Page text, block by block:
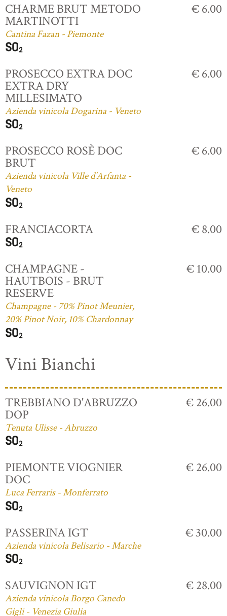
CHARME BRUT METODO
MARTINOTTI
Cantina Fazan - Piemonte
€ 6.00
PROSECCO EXTRA DOC
EXTRA DRY
MILLESIMATO
Azienda vinicola Dogarina - Veneto
€ 6.00
PROSECCO ROSÈ DOC
BRUT
Azienda vinicola Ville d’Arfanta -
Veneto
€ 6.00
FRANCIACORTA € 8.00
CHAMPAGNE -
HAUTBOIS - BRUT
RESERVE
Champagne - 70% Pinot Meunier,
20% Pinot Noir, 10% Chardonnay
€ 10.00
Vini Bianchi
TREBBIANO D'ABRUZZO
DOP
Tenuta Ulisse - Abruzzo
€ 26.00
PIEMONTE VIOGNIER
DOC
Luca Ferraris - Monferrato
€ 26.00
PASSERINA IGT
Azienda vinicola Belisario - Marche
€ 30.00
SAUVIGNON IGT
Azienda vinicola Borgo Canedo
Gigli - Venezia Giulia
€ 28.00